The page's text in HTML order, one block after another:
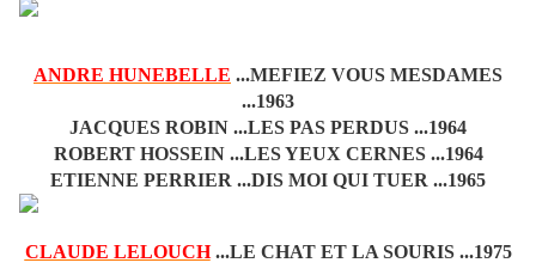
ANDRE HUNEBELLE ...MEFIEZ VOUS MESDAMES
...1963
JACQUES ROBIN ...LES PAS PERDUS ...1964
ROBERT HOSSEIN ...LES YEUX CERNES ...1964
ETIENNE PERRIER ...DIS MOI QUI TUER ...1965
CLAUDE LELOUCH...LE CHAT ET LA SOURIS ...1975